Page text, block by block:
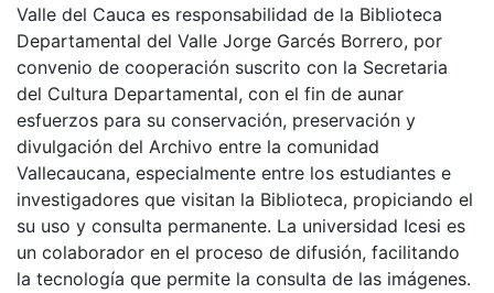
Valle del Cauca es responsabilidad de la Biblioteca
Departamental del Valle Jorge Garcés Borrero, por
convenio de cooperación suscrito con la Secretaria
del Cultura Departamental, con el fin de aunar
esfuerzos para su conservación, preservación y
divulgación del Archivo entre la comunidad
Vallecaucana, especialmente entre los estudiantes e
investigadores que visitan la Biblioteca, propiciando el
su uso y consulta permanente. La universidad Icesi es
un colaborador en el proceso de difusión, facilitando
la tecnología que permite la consulta de las imágenes.